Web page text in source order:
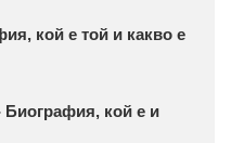
кой е той и какво е
кой е и